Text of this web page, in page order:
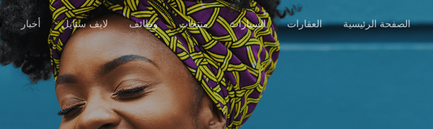
الصفحة الرئيسية العقارات السيارات منتجات وظائف لايف ستايل أخبار